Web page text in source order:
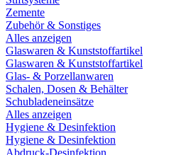
Zemente
Zubehör & Sonstiges
Alles anzeigen
Glaswaren & Kunststoffartikel
Glaswaren & Kunststoffartikel
Glas- & Porzellanwaren
Schalen, Dosen & Behälter
Schubladeneinsätze
Alles anzeigen
Hygiene & Desinfektion
Hygiene & Desinfektion
Abdruck-Desinfektion